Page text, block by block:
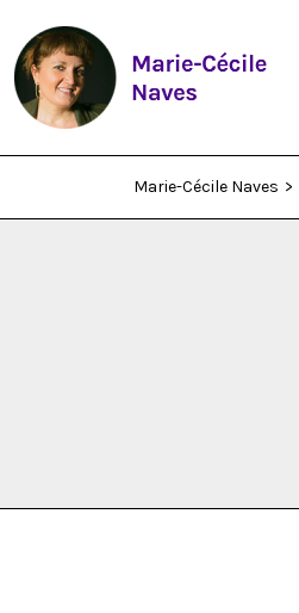
Marie-Cécile Naves >